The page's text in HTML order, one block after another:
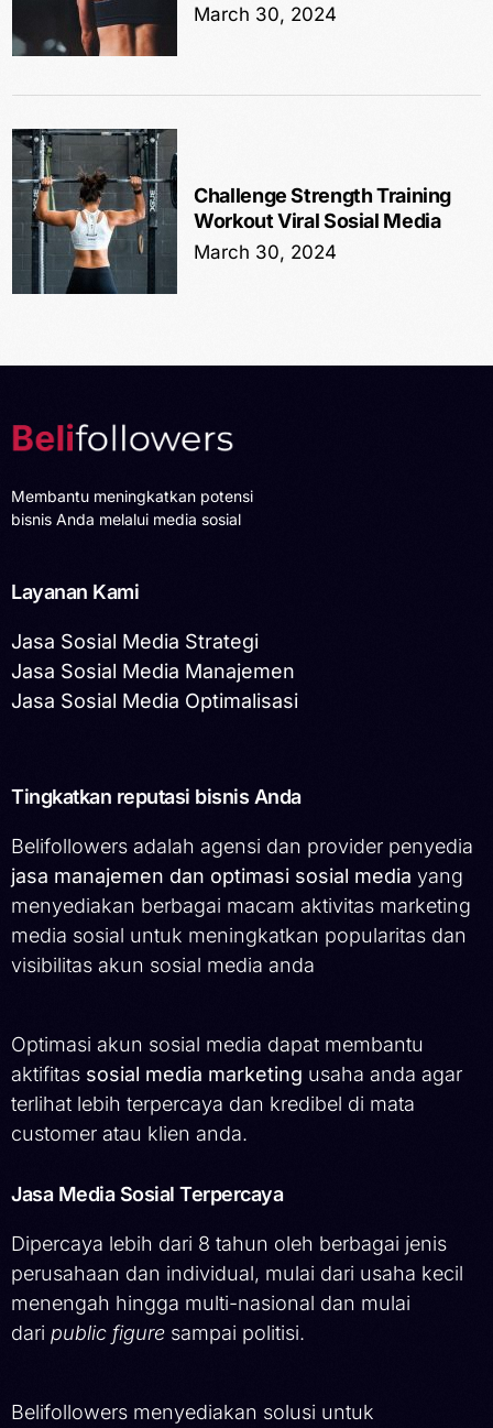
March 30, 2024
Challenge Strength Training
Workout Viral Sosial Media
March 30, 2024
Membantu meningkatkan potensi
bisnis Anda melalui media sosial
Layanan Kami
Jasa Sosial Media Strategi
Jasa Sosial Media Manajemen
Jasa Sosial Media Optimalisasi
Tingkatkan reputasi bisnis Anda
Belifollowers adalah agensi dan provider penyedia
jasa manajemen dan optimasi sosial media yang
menyediakan berbagai macam aktivitas marketing
media sosial untuk meningkatkan popularitas dan
visibilitas akun sosial media anda
Optimasi akun sosial media dapat membantu
aktifitas sosial media marketing usaha anda agar
terlihat lebih terpercaya dan kredibel di mata
customer atau klien anda.
Jasa Media Sosial Terpercaya
Dipercaya lebih dari 8 tahun oleh berbagai jenis
perusahaan dan individual, mulai dari usaha kecil
menengah hingga multi-nasional dan mulai
dari public figure sampai politisi.
Belifollowers menyediakan solusi untuk